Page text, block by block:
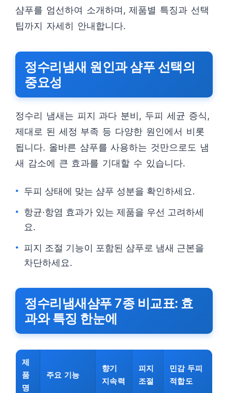
샴푸를 엄선하여 소개하며, 제품별 특징과 선택
팁까지 자세히 안내합니다.
정수리냄새 원인과 샴푸 선택의
중요성
정수리 냄새는 피지 과다 분비, 두피 세균 증식,
제대로 된 세정 부족 등 다양한 원인에서 비롯
됩니다. 올바른 샴푸를 사용하는 것만으로도 냄
새 감소에 큰 효과를 기대할 수 있습니다.
두피 상태에 맞는 샴푸 성분을 확인하세요.
항균·항염 효과가 있는 제품을 우선 고려하세
요.
피지 조절 기능이 포함된 샴푸로 냄새 근본을
차단하세요.
정수리냄새샴푸 7종 비교표: 효
과와 특징 한눈에
제
품
명
주요 기능
향기
지속력
피지
조절
민감 두피
적합도